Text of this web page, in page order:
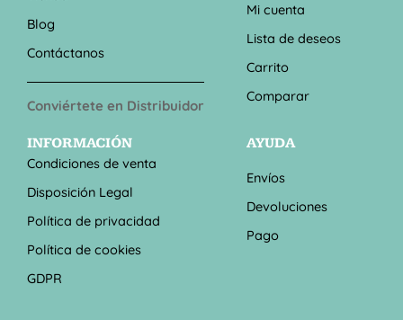
Blog
Contáctanos
Conviértete en Distribuidor
Mi cuenta
Lista de deseos
Carrito
Comparar
INFORMACIÓN
Condiciones de venta
Disposición Legal
Política de privacidad
Política de cookies
GDPR
AYUDA
Envíos
Devoluciones
Pago